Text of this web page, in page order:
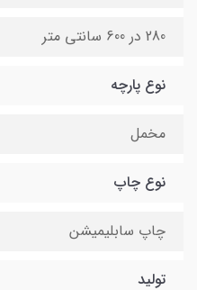
280 در 600 سانتی متر
نوع پارچه
مخمل
نوع چاپ
چاپ سابلیمیشن
تولید